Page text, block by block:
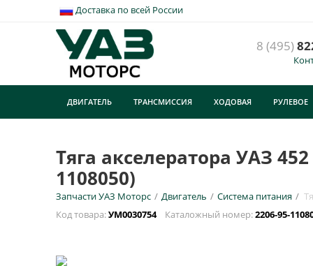
Доставка по всей России
8 (495)
ДВИГАТЕЛЬ ТРАНСМИССИЯ ХОДОВАЯ РУЛЕВОЕ
Тяга акселератора УАЗ
1108050)
Запчасти УАЗ Моторс / Двигатель / Система питания /
Код товара:УМ0030754 Каталожный номер:2206-95-